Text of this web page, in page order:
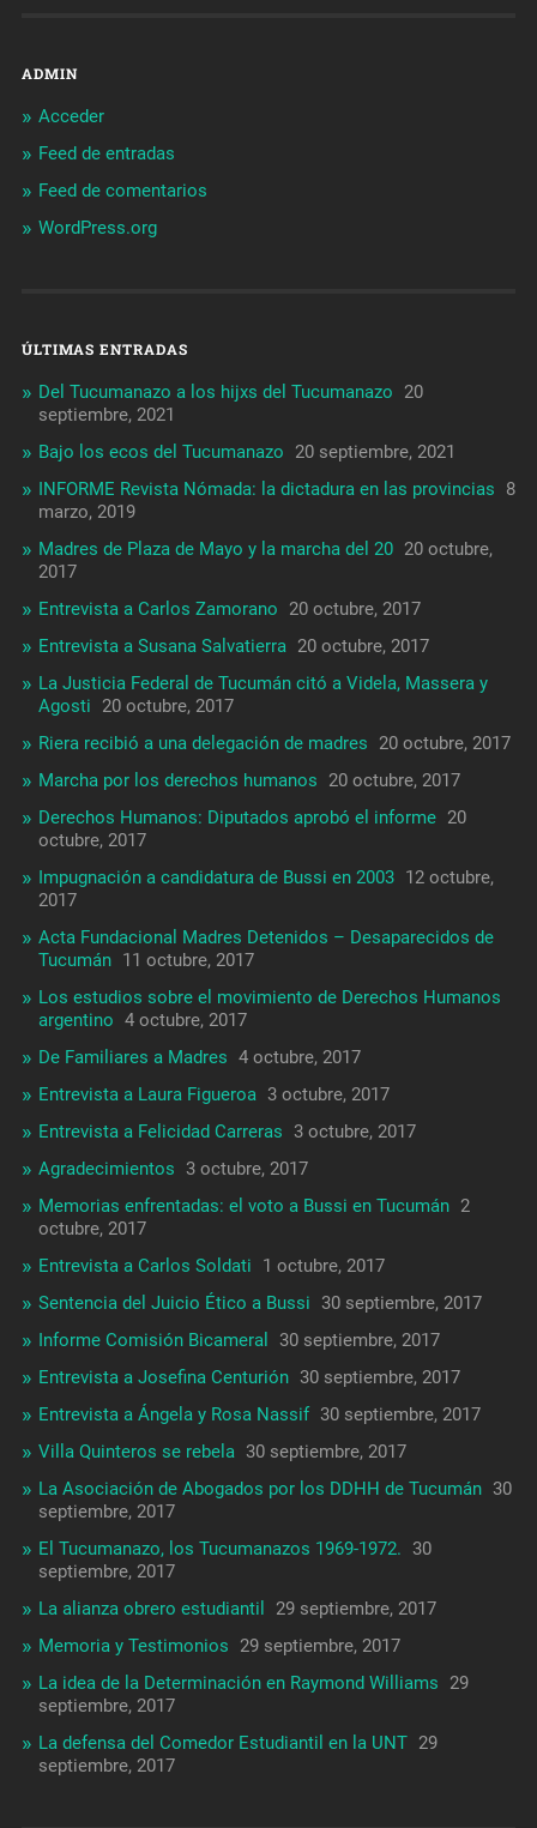
ADMIN
Acceder
Feed de entradas
Feed de comentarios
WordPress.org
ÚLTIMAS ENTRADAS
Del Tucumanazo a los hijxs del Tucumanazo
20
septiembre, 2021
Bajo los ecos del Tucumanazo
20 septiembre, 2021
INFORME Revista Nómada: la dictadura en las provincias
8
marzo, 2019
Madres de Plaza de Mayo y la marcha del 20 20 octubre,
2017
Entrevista a Carlos Zamorano
20 octubre, 2017
Entrevista a Susana Salvatierra 20 octubre, 2017
La Justicia Federal de Tucumán citó a Videla, Massera y
Agosti
20 octubre, 2017
Riera recibió a una delegación de madres
20 octubre, 2017
Marcha por los derechos humanos
20 octubre, 2017
Derechos Humanos: Diputados aprobó el informe 20
octubre, 2017
Impugnación a candidatura de Bussi en 2003 12 octubre,
2017
Acta Fundacional Madres Detenidos – Desaparecidos de
Tucumán 11 octubre, 2017
Los estudios sobre el movimiento de Derechos Humanos
argentino 4 octubre, 2017
De Familiares a Madres 4 octubre, 2017
Entrevista a Laura Figueroa 3 octubre, 2017
Entrevista a Felicidad Carreras 3 octubre, 2017
Agradecimientos 3 octubre, 2017
Memorias enfrentadas: el voto a Bussi en Tucumán 2
octubre, 2017
Entrevista a Carlos Soldati
1 octubre, 2017
Sentencia del Juicio Ético a Bussi 30 septiembre, 2017
Informe Comisión Bicameral
30 septiembre, 2017
Entrevista a Josefina Centurión 30 septiembre, 2017
Entrevista a Ángela y Rosa Nassif 30 septiembre, 2017
Villa Quinteros se rebela 30 septiembre, 2017
La Asociación de Abogados por los DDHH de Tucumán 30
septiembre, 2017
El Tucumanazo, los Tucumanazos 1969-1972. 30
septiembre, 2017
La alianza obrero estudiantil
29 septiembre, 2017
Memoria y Testimonios
29 septiembre, 2017
La idea de la Determinación en Raymond Williams
29
septiembre, 2017
La defensa del Comedor Estudiantil en la UNT 29
septiembre, 2017